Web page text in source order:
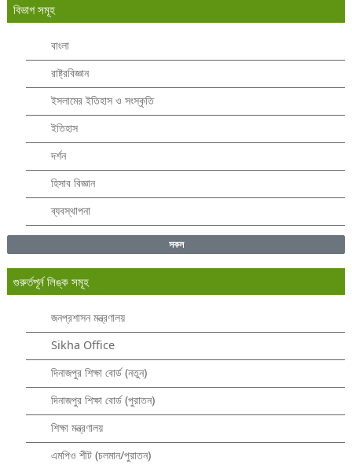
বিভাগ সমূহ
বাংলা
রাষ্ট্রবিজ্ঞান
ইসলামের ইতিহাস ও সংস্কৃতি
ইতিহাস
দর্শন
হিসাব বিজ্ঞান
ব্যবস্থাপনা
সকল
গুরুর্তপূর্ন লিঙ্ক সমূহ
জনপ্রশাসন মন্ত্রণালয়
Sikha Office
দিনাজপুর শিক্ষা বোর্ড (নতুন)
দিনাজপুর শিক্ষা বোর্ড (পুরাতন)
শিক্ষা মন্ত্রণালয়
এমপিও শীট (চলমান/পুরাতন)